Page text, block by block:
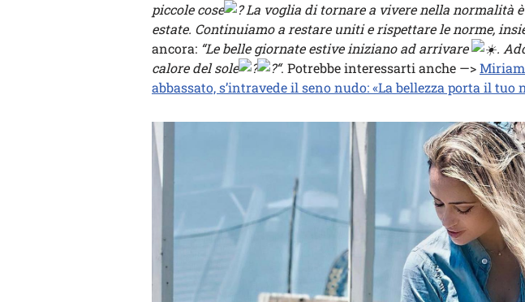
piccole cose
La voglia di tornare a vivere nella normalità
estate. Continuiamo a restare uniti e rispettare le norme,
ancora: “Le belle giornate estive iniziano ad arrivare .
calore del sole
“. Potrebbe interessarti anche —>
abbassato, s’intravede il seno nudo: «La bellezza porta il tuo